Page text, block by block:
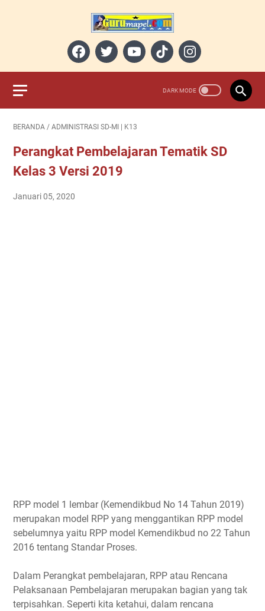
BERANDA / ADMINISTRASI SD-MI | K13
Perangkat Pembelajaran Tematik SD
Kelas 3 Versi 2019
Januari 05, 2020
RPP model 1 lembar (Kemendikbud No 14 Tahun 2019)
merupakan model RPP yang menggantikan RPP model
sebelumnya yaitu RPP model Kemendikbud no 22 Tahun
2016 tentang Standar Proses.
Dalam Perangkat pembelajaran, RPP atau Rencana
Pelaksanaan Pembelajaran merupakan bagian yang tak
terpisahkan. Seperti kita ketahui, dalam rencana